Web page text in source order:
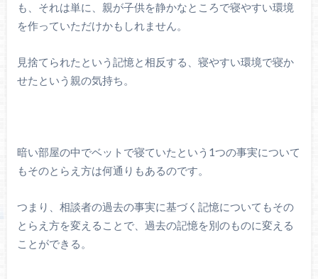
も、それは単に、親が子供を静かなところで寝やすい環境
を作っていただけかもしれません。
見捨てられたという記憶と相反する、寝やすい環境で寝か
せたという親の気持ち。
暗い部屋の中でベットで寝ていたという1つの事実について
もそのとらえ方は何通りもあるのです。
つまり、相談者の過去の事実に基づく記憶についてもその
とらえ方を変えることで、過去の記憶を別のものに変える
ことができる。